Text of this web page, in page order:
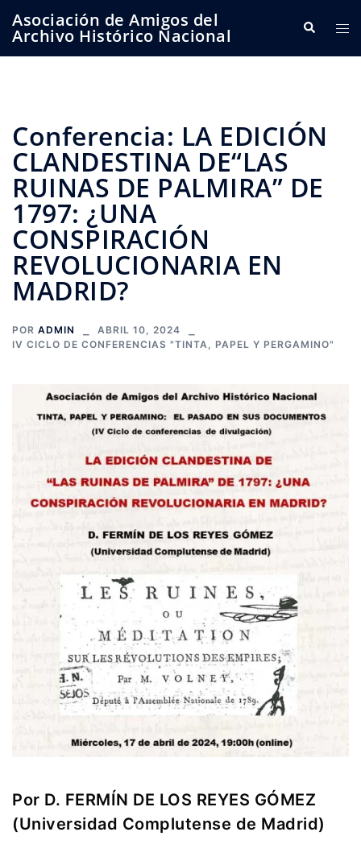
Asociación de Amigos del
Archivo Histórico Nacional Buscar
Conferencia: LA EDICIÓN
CLANDESTINA DE“LAS
RUINAS DE PALMIRA” DE
1797: ¿UNA
CONSPIRACIÓN
REVOLUCIONARIA EN
MADRID?
POR ADMIN
ABRIL 10, 2024
IV CICLO DE CONFERENCIAS "TINTA, PAPEL Y PERGAMINO"
Por D. FERMÍN DE LOS REYES GÓMEZ
(Universidad Complutense de Madrid)